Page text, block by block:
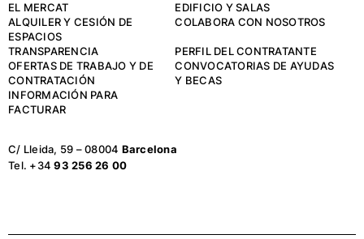
EL MERCAT
EDIFICIO Y SALAS
ALQUILER Y CESIÓN DE
ESPACIOS
COLABORA CON NOSOTROS
TRANSPARENCIA
PERFIL DEL CONTRATANTE
OFERTAS DE TRABAJO Y DE
CONTRATACIÓN
CONVOCATORIAS DE AYUDAS
Y BECAS
INFORMACIÓN PARA
FACTURAR
C/ Lleida, 59 – 08004 Barcelona
Tel. +3493 256 26 00